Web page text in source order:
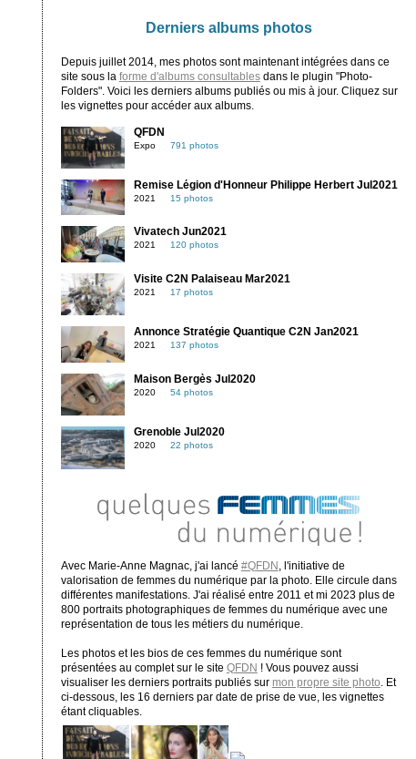
Derniers albums photos
Depuis juillet 2014, mes photos sont maintenant intégrées dans ce
site sous la forme d'albums consultablesdans le plugin "Photo-
Folders". Voici les derniers albums publiés ou mis à jour. Cliquez sur
les vignettes pour accéder aux albums.
QFDN
Expo 791 photos
Remise Légion d'Honneur Philippe Herbert Jul2021
2021 15 photos
Vivatech Jun2021
2021 120 photos
Visite C2N Palaiseau Mar2021
2021 17 photos
Annonce Stratégie Quantique C2N Jan2021
2021 137 photos
Maison Bergès Jul2020
2020 54 photos
Grenoble Jul2020
2020 22 photos
Avec Marie-Anne Magnac, j'ai lancé #QFDN
, l'initiative de
valorisation de femmes du numérique par la photo. Elle circule dans
différentes manifestations. J'ai réalisé entre 2011 et mi 2023 plus de
800 portraits photographiques de femmes du numérique avec une
représentation de tous les métiers du numérique.
Les photos et les bios de ces femmes du numérique sont
présentées au complet sur le site QFDN ! Vous pouvez aussi
visualiser les derniers portraits publiés sur mon propre site photo . Et
ci-dessous, les 16 derniers par date de prise de vue, les vignettes
étant cliquables.